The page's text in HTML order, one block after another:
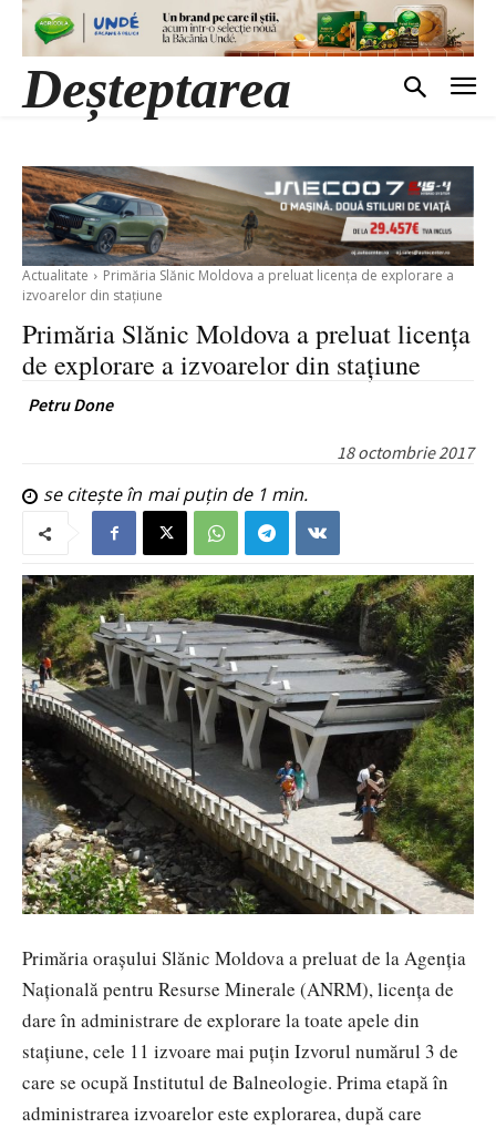
Deșteptarea
Actualitate
Primăria Slănic Moldova a preluat licența de explorare a
izvoarelor din stațiune
Primăria Slănic Moldova a preluat licența
de explorare a izvoarelor din stațiune
Petru Done
18 octombrie 2017
se citește în mai puțin de 1 min.
Primăria orașului Slănic Moldova a preluat de la Agenția
Națională pentru Resurse Minerale (ANRM), licența de
dare în administrare de explorare la toate apele din
stațiune, cele 11 izvoare mai puțin Izvorul numărul 3 de
care se ocupă Institutul de Balneologie. Prima etapă în
administrarea izvoarelor este explorarea, după care